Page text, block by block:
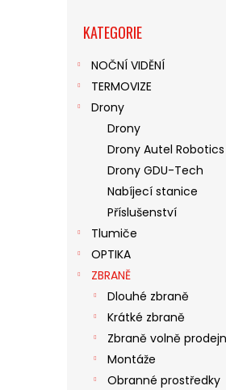
kategorie
KATEGORIE
NOČNÍ VIDĚNÍ
TERMOVIZE
Drony
Drony
Drony Autel Robotics
Drony GDU-Tech
Nabíjecí stanice
Příslušenství
Tlumiče
OPTIKA
ZBRANĚ
Dlouhé zbraně
Krátké zbraně
Zbraně volně
Montáže
Obranné prostředky